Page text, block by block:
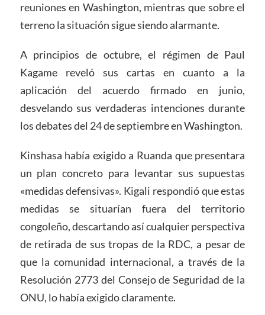
reuniones en Washington, mientras que sobre el
terreno la situación sigue siendo alarmante.
A principios de octubre, el régimen de Paul
Kagame reveló sus cartas en cuanto a la
aplicación del acuerdo firmado en junio,
desvelando sus verdaderas intenciones durante
los debates del 24 de septiembre en Washington.
Kinshasa había exigido a Ruanda que presentara
un plan concreto para levantar sus supuestas
«medidas defensivas». Kigali respondió que estas
medidas se situarían fuera del territorio
congoleño, descartando así cualquier perspectiva
de retirada de sus tropas de la RDC, a pesar de
que la comunidad internacional, a través de la
Resolución 2773 del Consejo de Seguridad de la
ONU, lo había exigido claramente.